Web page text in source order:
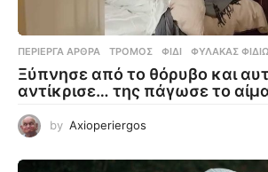
ΠΕΡΊΕΡΓΑ ΆΡΘΡΑ ΤΡΌΜΟΣ ,ΦΊΔΙ ,ΦΎΛΑΚΑΣ
Ξύπνησε από το θόρυβο και
αντίκρισε… της πάγωσε το
by Axioperiergos